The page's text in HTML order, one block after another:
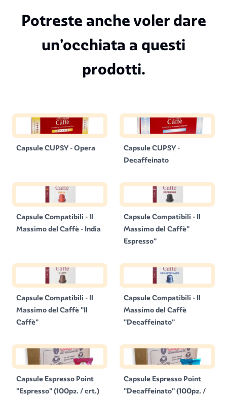
Potreste anche voler dare
un'occhiata a questi
prodotti.
Capsule CUPSY - Opera
Capsule CUPSY -
Decaffeinato
Capsule Compatibili - Il
Massimo del Caffè - India
Capsule Compatibili - Il
Massimo del Caffè"
Espresso"
Capsule Compatibili - Il
Massimo del Caffè "Il
Caffè"
Capsule Compatibili - Il
Massimo del Caffè
"Decaffeinato"
Capsule Espresso Point
"Espresso" (100pz. / crt.)
Capsule Espresso Point
"Decaffeinato" (100pz. /